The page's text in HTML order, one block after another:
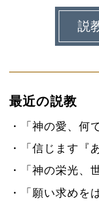
説
最近の説教
「神の愛、何
「信じます『
「神の栄光、
「願い求めを